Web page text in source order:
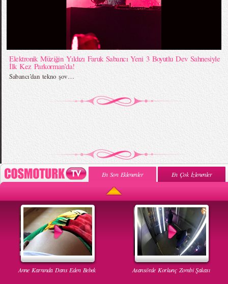
Elektronik Müziğin Yıldızı Faruk Sabancı Yeni 3 Boyutlu Dev Sahnesiyle
İlk Kez Parkorman’da!
Sabancı’dan tekno şov…
En Son Eklenenler En Çok İzlenenler
Anne Karnında Dans Eden Bebek Asansörde Korkunç Zombi Şakası